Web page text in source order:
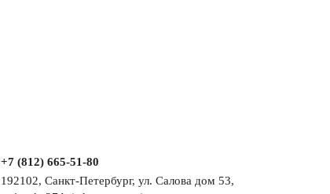
+7 (812) 665-51-80
192102, Санкт-Петербург, ул. Салова дом 53,